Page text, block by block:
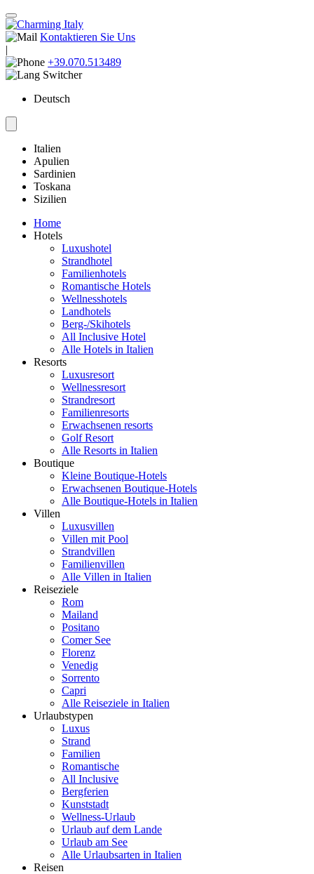
Kontaktieren Sie Uns
|
+39.070.513489
Deutsch
Italien
Apulien
Sardinien
Toskana
Sizilien
Home
Hotels
Luxushotel
Strandhotel
Familienhotels
Romantische Hotels
Wellnesshotels
Landhotels
Berg-/Skihotels
All Inclusive Hotel
Alle Hotels in Italien
Resorts
Luxusresort
Wellnessresort
Strandresort
Familienresorts
Erwachsenen resorts
Golf Resort
Alle Resorts in Italien
Boutique
Kleine Boutique-Hotels
Erwachsenen Boutique-Hotels
Alle Boutique-Hotels in Italien
Villen
Luxusvillen
Villen mit Pool
Strandvillen
Familienvillen
Alle Villen in Italien
Reiseziele
Rom
Mailand
Positano
Comer See
Florenz
Venedig
Sorrento
Capri
Alle Reiseziele in Italien
Urlaubstypen
Luxus
Strand
Familien
Romantische
All Inclusive
Bergferien
Kunststadt
Wellness-Urlaub
Urlaub auf dem Lande
Urlaub am See
Alle Urlaubsarten in Italien
Reisen